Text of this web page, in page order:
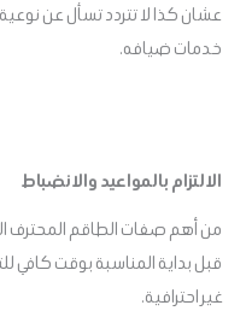
عشان كذا لا تتردد تسأل عن
خدمات ضيافه.
الالتزام بالمواعيد والانضباط
من أهم صفات الطاقم المحترف
قبل بداية المناسبة بوقت كافي
غير احترافية.